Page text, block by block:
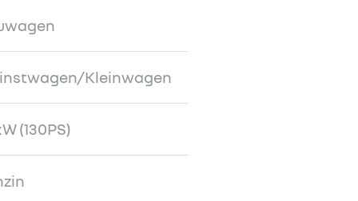
Kleinwagen
(130PS)